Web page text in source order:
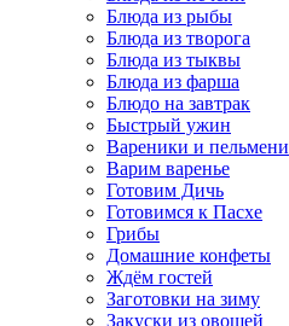
Блюда из рыбы
Блюда из творога
Блюда из тыквы
Блюда из фарша
Блюдо на завтрак
Быстрый ужин
Вареники и пельмени
Варим варенье
Готовим Дичь
Готовимся к Пасхе
Грибы
Домашние конфеты
Ждём гостей
Заготовки на зиму
Закуски из овощей